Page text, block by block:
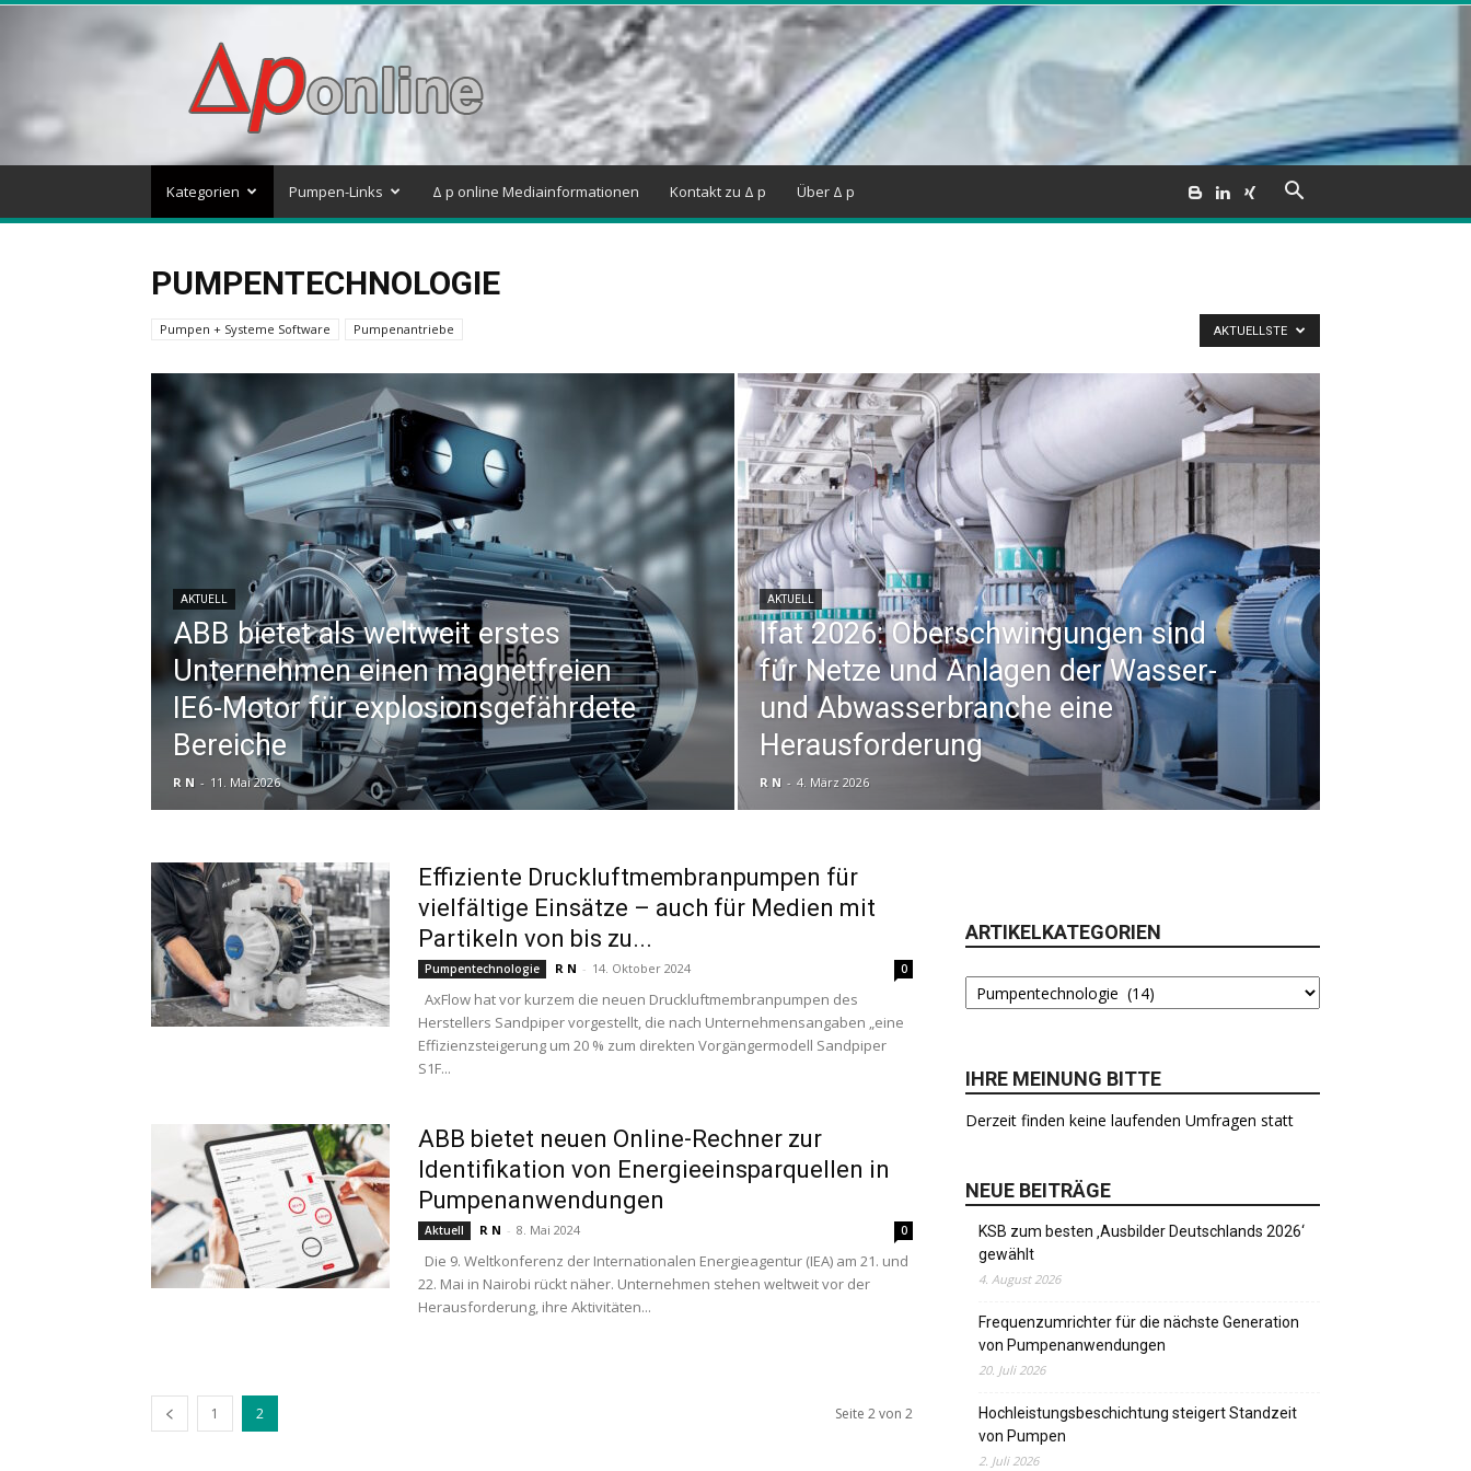
Delta
p
–
Pumpen
Systeme
Blog
Kategorien Pumpen-Links Δ p online Mediainformationen Kontakt zu Δ p Über Δ p
PUMPENTECHNOLOGIE
Pumpen + Systeme Software Pumpenantriebe AKTUELLSTE
AKTUELL
ABB bietet als weltweit erstes
Unternehmen einen magnetfreien
IE6-Motor für explosionsgefährdete
Bereiche
R N - 11. Mai 2026
AKTUELL
Ifat 2026: Oberschwingungen sind
für Netze und Anlagen der Wasser-
und Abwasserbranche eine
Herausforderung
R N - 4. März 2026
Effiziente Druckluftmembranpumpen für
vielfältige Einsätze – auch für Medien mit
Partikeln von bis zu...
Pumpentechnologie R N - 14. Oktober 2024 0
AxFlow hat vor kurzem die neuen Druckluftmembranpumpen des
Herstellers Sandpiper vorgestellt, die nach Unternehmensangaben „eine
Effizienzsteigerung um 20 % zum direkten Vorgängermodell Sandpiper
S1F...
ABB bietet neuen Online-Rechner zur
Identifikation von Energieeinsparquellen in
Pumpenanwendungen
Aktuell R N - 8. Mai 2024 0
Die 9. Weltkonferenz der Internationalen Energieagentur (IEA) am 21. und
22. Mai in Nairobi rückt näher. Unternehmen stehen weltweit vor der
Herausforderung, ihre Aktivitäten...
1 2 Seite 2 von 2
ARTIKELKATEGORIEN
Artikelkategorien
IHRE MEINUNG BITTE
Derzeit finden keine laufenden Umfragen statt
NEUE BEITRÄGE
KSB zum besten ‚Ausbilder Deutschlands 2026‘
gewählt
4. August 2026
Frequenzumrichter für die nächste Generation
von Pumpenanwendungen
20. Juli 2026
Hochleistungsbeschichtung steigert Standzeit
von Pumpen
2. Juli 2026